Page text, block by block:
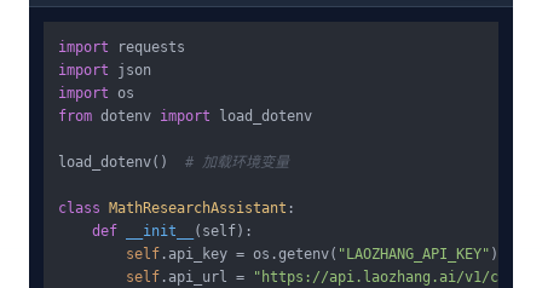
import
import
import
from dotenv import load_dotenv
load_dotenv() # 加载环境变量
class MathResearchAssistant :
def
__init__ ( self):
self .api_key = os.getenv( "LAOZHANG_API_KEY" )
self .api_url =
"https://api.laozhang.ai/v1/chat/